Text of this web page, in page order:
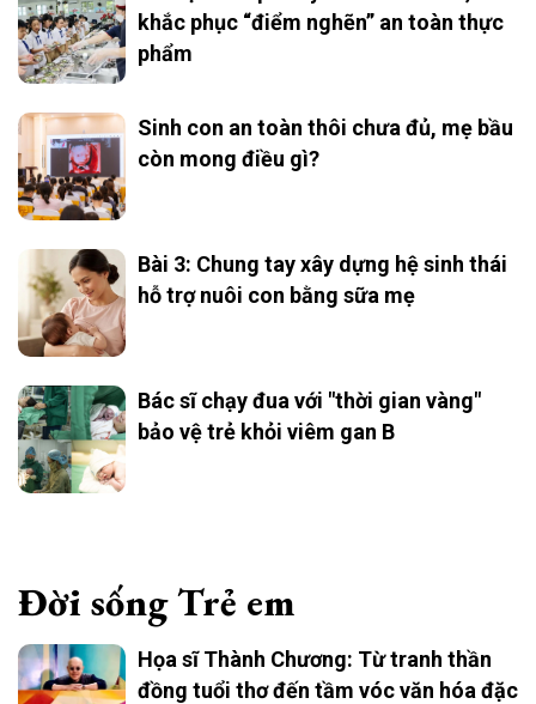
khắc phục “điểm nghẽn” an toàn thực
phẩm
Sinh con an toàn thôi chưa đủ, mẹ bầu
còn mong điều gì?
Bài 3: Chung tay xây dựng hệ sinh thái
hỗ trợ nuôi con bằng sữa mẹ
Bác sĩ chạy đua với "thời gian vàng"
bảo vệ trẻ khỏi viêm gan B
Đời sống Trẻ em
Họa sĩ Thành Chương: Từ tranh thần
đồng tuổi thơ đến tầm vóc văn hóa đặc